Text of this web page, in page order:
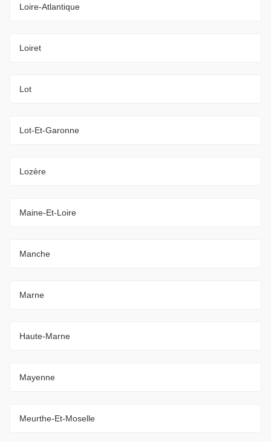
Loire-Atlantique
Loiret
Lot
Lot-Et-Garonne
Lozère
Maine-Et-Loire
Manche
Marne
Haute-Marne
Mayenne
Meurthe-Et-Moselle